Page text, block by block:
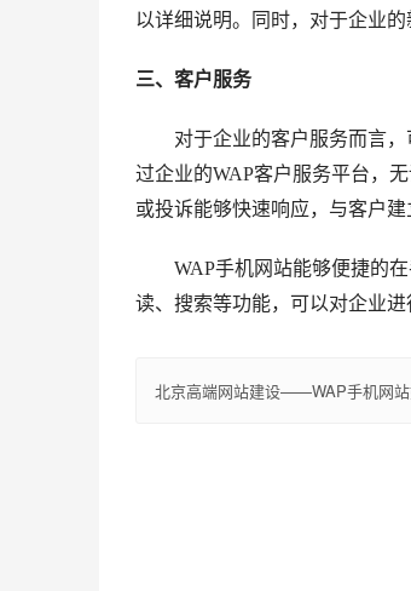
以详细说明。同时，对于企业
三、客户服务
对于企业的客户服务而言，
过企业的WAP客户服务平台，
或投诉能够快速响应，与客户建
WAP手机网站能够便捷的在
读、搜索等功能，可以对企业
北京高端网站建设——WAP手机网